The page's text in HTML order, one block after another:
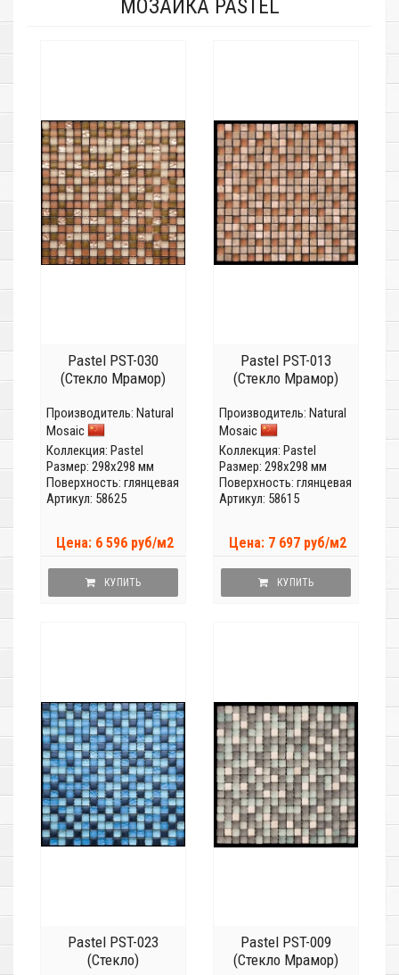
МОЗАИКА PASTEL
Pastel PST-030
(Стекло Мрамор)
Производитель: Natural
Mosaic
Коллекция: Pastel
Размер: 298x298 мм
Поверхность: глянцевая
Артикул: 58625
Цена: 6 596 руб/м2
КУПИТЬ
Pastel PST-013
(Стекло Мрамор)
Производитель: Natural
Mosaic
Коллекция: Pastel
Размер: 298x298 мм
Поверхность: глянцевая
Артикул: 58615
Цена: 7 697 руб/м2
КУПИТЬ
Pastel PST-023
(Стекло)
Pastel PST-009
(Стекло Мрамор)